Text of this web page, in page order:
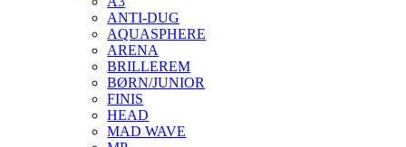
ANTI-DUG
AQUASPHERE
ARENA
BRILLEREM
BØRN/JUNIOR
FINIS
HEAD
MAD WAVE